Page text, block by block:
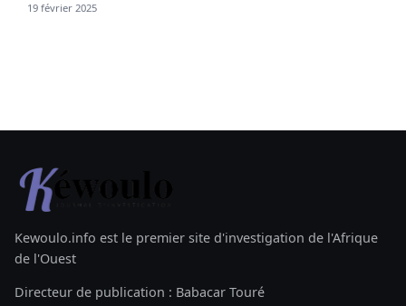
19 février 2025
Kewoulo.info est le premier site d'investigation de l'Afrique
de l'Ouest
Directeur de publication : Babacar Touré